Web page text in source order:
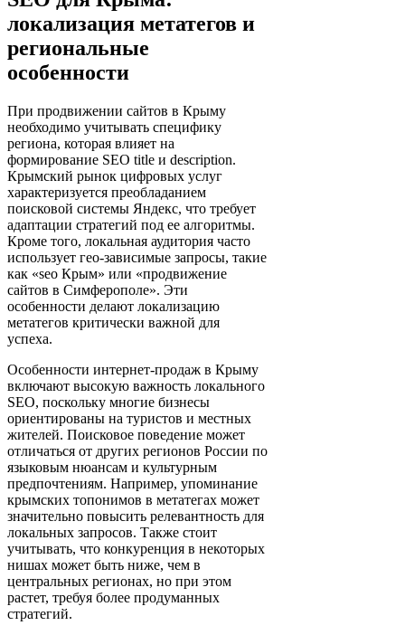
локализация метатегов и
региональные
особенности
При продвижении сайтов в Крыму
необходимо учитывать специфику
региона, которая влияет на
формирование SEO title и description.
Крымский рынок цифровых услуг
характеризуется преобладанием
поисковой системы Яндекс, что требует
адаптации стратегий под ее алгоритмы.
Кроме того, локальная аудитория часто
использует гео-зависимые запросы, такие
как «seo Крым» или «продвижение
сайтов в Симферополе». Эти
особенности делают локализацию
метатегов критически важной для
успеха.
Особенности интернет-продаж в Крыму
включают высокую важность локального
SEO, поскольку многие бизнесы
ориентированы на туристов и местных
жителей. Поисковое поведение может
отличаться от других регионов России по
языковым нюансам и культурным
предпочтениям. Например, упоминание
крымских топонимов в метатегах может
значительно повысить релевантность для
локальных запросов. Также стоит
учитывать, что конкуренция в некоторых
нишах может быть ниже, чем в
центральных регионах, но при этом
растет, требуя более продуманных
стратегий.